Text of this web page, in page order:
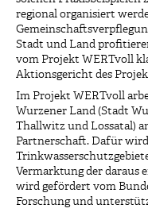
regional organisiert
Stadt und Land
vom Projekt WERTvoll
Aktionsgericht des
Im Projekt WERTvoll
Wurzener Land (Stadt
Thallwitz und Lossatal)
Partnerschaft. Dafür
Vermarktung der daraus
wird gefördert vom
Forschung und